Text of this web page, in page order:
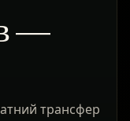
—
трансфер